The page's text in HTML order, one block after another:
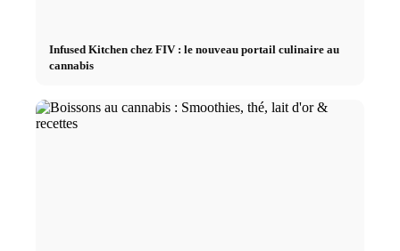
Infused Kitchen chez FIV : le nouveau portail culinaire au
cannabis